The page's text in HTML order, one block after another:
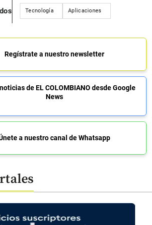
Tecnología Aplicaciones
Regístrate a nuestro newsletter
de EL COLOMBIANO desde Google
News
a nuestro canal de Whatsapp